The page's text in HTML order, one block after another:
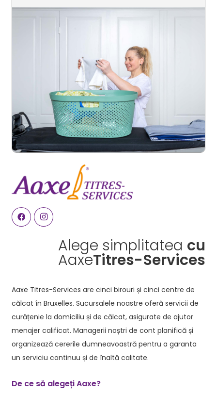
Alege simplitatea cu
AaxeTitres-Services
Aaxe Titres-Services are cinci birouri și cinci centre de
călcat în Bruxelles. Sucursalele noastre oferă servicii de
curățenie la domiciliu și de călcat, asigurate de ajutor
menajer calificat. Managerii noștri de cont planifică și
organizează cererile dumneavoastră pentru a garanta
un serviciu continuu și de înaltă calitate.
De ce să alegeți Aaxe?